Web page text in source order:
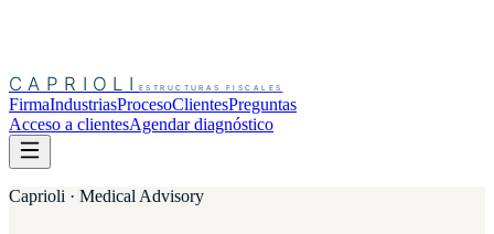
CAPRIOLIESTRUCTURAS FISCALES
FirmaIndustriasProcesoClientesPreguntas
Acceso a clientesAgendar diagnóstico
Caprioli · Medical Advisory